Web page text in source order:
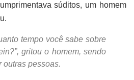
súditos, um homem
tempo você sabe sobre
gritou o homem, sendo
outras pessoas.